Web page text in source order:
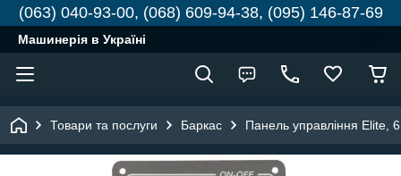
(063) 040-93-00, (068) 609-94-38, (095) 146-87-69
Машинерія в Україні
Товари та послуги Баркас Панель управління Elite, 6